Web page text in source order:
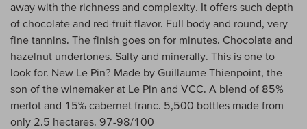
away with the richness and complexity. It offers such depth
of chocolate and red-fruit flavor. Full body and round, very
fine tannins. The finish goes on for minutes. Chocolate and
hazelnut undertones. Salty and minerally. This is one to
look for. New Le Pin? Made by Guillaume Thienpoint, the
son of the winemaker at Le Pin and VCC. A blend of 85%
merlot and 15% cabernet franc. 5,500 bottles made from
only 2.5 hectares. 97-98/100